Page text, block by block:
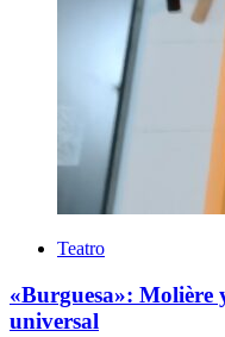
Teatro
«Burguesa»: Molière
universal